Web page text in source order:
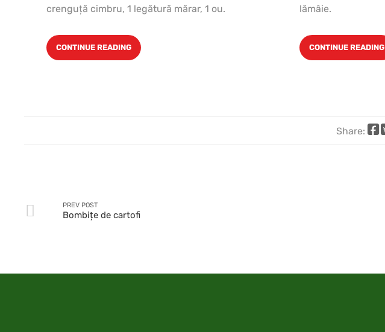
crenguţă cimbru, 1 legătură mărar, 1 ou.
CONTINUE READING
lămâie.
CONTINUE READING
Share:
PREV POST
Bombiţe de cartofi